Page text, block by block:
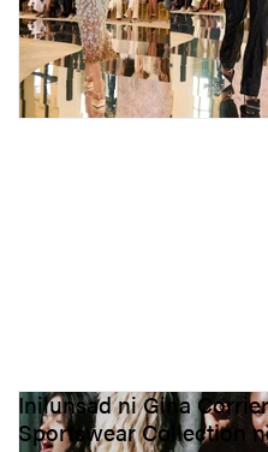
Inilunsad ni Gina
Sportswear Collection